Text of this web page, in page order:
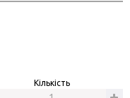
Кількість